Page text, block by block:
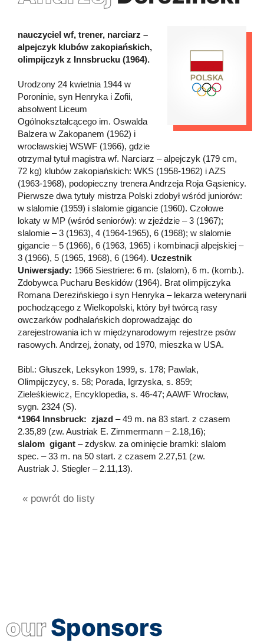
nauczyciel wf, trener, narciarz –
alpejczyk klubów zakopiańskich,
olimpijczyk z Innsbrucku (1964).
Urodzony 24 kwietnia 1944 w
Poroninie, syn Henryka i Zofii,
absolwent Liceum
Ogólnokształcącego im. Oswalda
Balzera w Zakopanem (1962) i
wrocławskiej WSWF (1966), gdzie
otrzymał tytuł magistra wf. Narciarz – alpejczyk (179 cm,
72 kg) klubów zakopiańskich: WKS (1958-1962) i AZS
(1963-1968), podopieczny trenera Andrzeja Roja Gąsienicy.
Pierwsze dwa tytuły mistrza Polski zdobył wśród juniorów:
w slalomie (1959) i slalomie gigancie (1960). Czołowe
lokaty w MP (wśród seniorów): w zjeździe – 3 (1967);
slalomie – 3 (1963), 4 (1964-1965), 6 (1968); w slalomie
gigancie – 5 (1966), 6 (1963, 1965) i kombinacji alpejskiej –
3 (1966), 5 (1965, 1968), 6 (1964). Uczestnik
Uniwersjady: 1966 Siestriere: 6 m. (slalom), 6 m. (komb.).
Zdobywca Pucharu Beskidów (1964). Brat olimpijczyka
Romana Derezińskiego i syn Henryka – lekarza weterynarii
pochodzącego z Wielkopolski, który był twórcą rasy
owczarków podhalańskich doprowadzając do
zarejestrowania ich w międzynarodowym rejestrze psów
rasowych. Andrzej, żonaty, od 1970, mieszka w USA.
Bibl.: Głuszek, Leksykon 1999, s. 178; Pawlak,
Olimpijczycy, s. 58; Porada, Igrzyska, s. 859;
Zieleśkiewicz, Encyklopedia, s. 46-47; AAWF Wrocław,
sygn. 2324 (S).
*1964 Innsbruck: zjazd – 49 m. na 83 start. z czasem
2.35,89 (zw. Austriak E. Zimmermann – 2.18,16);
slalom gigant – zdyskw. za ominięcie bramki: slalom
spec. – 33 m. na 50 start. z czasem 2.27,51 (zw.
Austriak J. Stiegler – 2.11,13).
« powrót do listy
ourSponsors